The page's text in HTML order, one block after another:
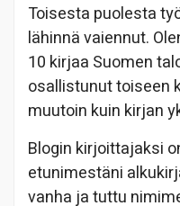
Toisesta puolesta
lähinnä vaiennut.
10 kirjaa Suomen
osallistunut toiseen
muutoin kuin kirjan
Blogin kirjoittajaksi
etunimestäni
vanha ja tuttu